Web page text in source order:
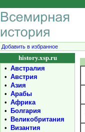
Добавить в избранное
history.xsp.ru
• Австралия
• Австрия
• Азия
• Арабы
• Африка
•
Болгария
•
Великобритания
•
Византия